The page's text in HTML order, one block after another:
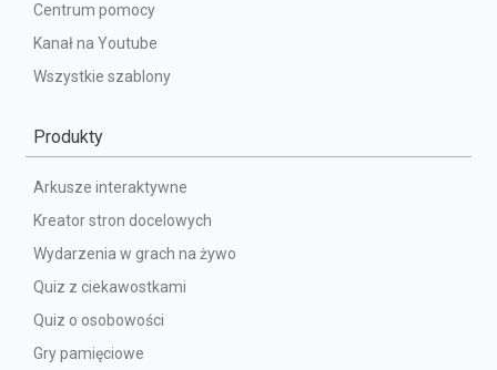
Centrum pomocy
Kanał na Youtube
Wszystkie szablony
Produkty
Arkusze interaktywne
Kreator stron docelowych
Wydarzenia w grach na żywo
Quiz z ciekawostkami
Quiz o osobowości
Gry pamięciowe